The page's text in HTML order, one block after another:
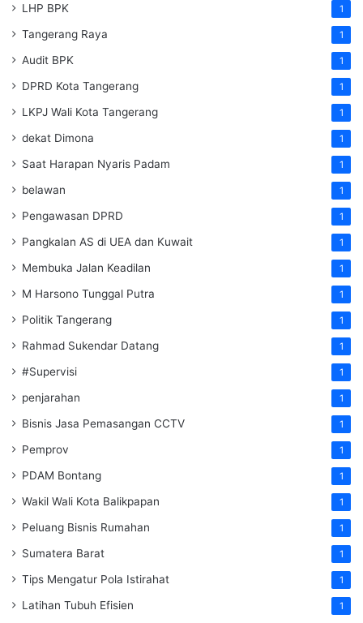
LHP BPK 1
Tangerang Raya 1
Audit BPK 1
DPRD Kota Tangerang 1
LKPJ Wali Kota Tangerang 1
dekat Dimona 1
Saat Harapan Nyaris Padam 1
belawan 1
Pengawasan DPRD 1
Pangkalan AS di UEA dan Kuwait 1
Membuka Jalan Keadilan 1
M Harsono Tunggal Putra 1
Politik Tangerang 1
Rahmad Sukendar Datang 1
#Supervisi 1
penjarahan 1
Bisnis Jasa Pemasangan CCTV 1
Pemprov 1
PDAM Bontang 1
Wakil Wali Kota Balikpapan 1
Peluang Bisnis Rumahan 1
Sumatera Barat 1
Tips Mengatur Pola Istirahat 1
Latihan Tubuh Efisien 1